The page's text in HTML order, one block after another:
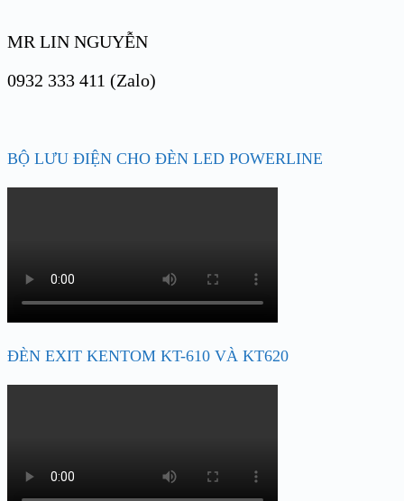
MR LIN NGUYỄN
0932 333 411 (Zalo)
BỘ LƯU ĐIỆN CHO ĐÈN LED POWERLINE
ĐÈN EXIT KENTOM KT-610 VÀ KT620